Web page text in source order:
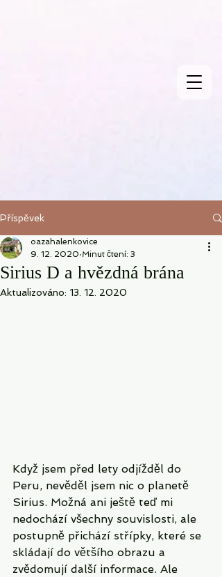
Příspěvek
Sirius D a hvězdná brána
oazahalenkovice
9. 12. 2020 Minut čtení: 3
Aktualizováno: 13. 12. 2020
Když jsem před lety odjížděl do
Peru, nevěděl jsem nic o planetě
Sirius. Možná ani ještě teď mi
nedochází všechny souvislosti, ale
postupně přichází střípky, které se
skládají do většího obrazu a
zvědomují další informace. Ale